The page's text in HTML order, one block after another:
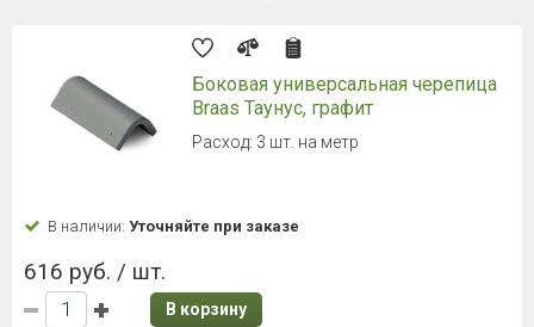
Боковая универсальная черепица
Braas Таунус, графит
Расход: 3 шт. на метр
В наличии: Уточняйте при заказе
616 руб. / шт.
В корзину